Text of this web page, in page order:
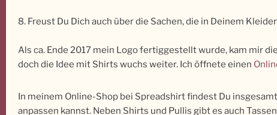
8. Freust Du Dich auch über die Sachen, die in Deinem
Als ca. Ende 2017 mein Logo fertiggestellt wurde, kam mir
doch die Idee mit Shirts wuchs weiter. Ich öffnete einen
In meinem Online-Shop bei Spreadshirt findest Du
anpassen kannst. Neben Shirts und Pullis gibt es auch